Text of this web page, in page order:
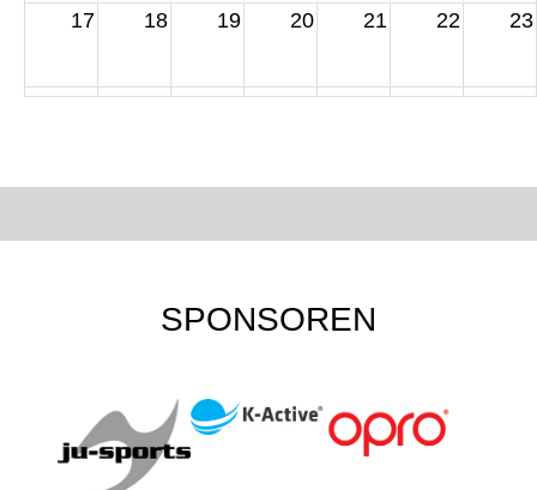
17 18 19 20 21 22 23
24 25 26 27 28 29 30
31 1 2 3 4 5 6
SPONSOREN